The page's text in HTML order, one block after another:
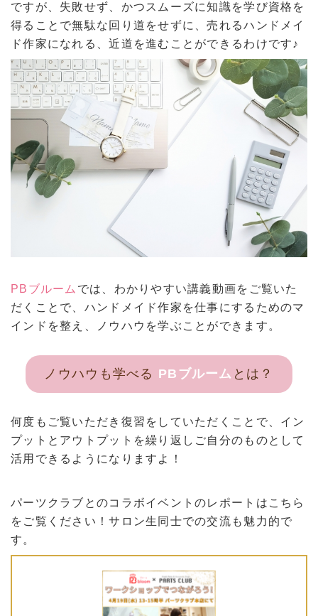
ですが、失敗せず、かつスムーズに知識を学び資格を
得ることで無駄な回り道をせずに、売れるハンドメイ
ド作家になれる、近道を進むことができるわけです♪
PBブルーム では、わかりやすい講義動画をご覧いた
だくことで、ハンドメイド作家を仕事にするためのマ
インドを整え、ノウハウを学ぶことができます。
ノウハウも学べる PBブルーム とは？
何度もご覧いただき復習をしていただくことで、イン
プットとアウトプットを繰り返しご自分のものとして
活用できるようになりますよ！
パーツクラブとのコラボイベントのレポートはこちら
をご覧ください！サロン生同士での交流も魅力的で
す。